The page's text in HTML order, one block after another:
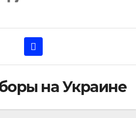
на Украине